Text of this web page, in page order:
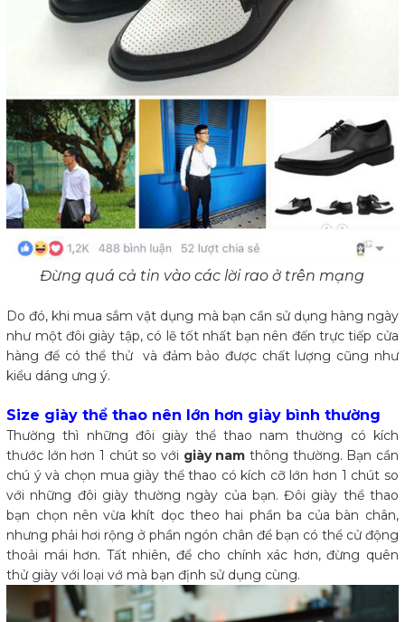
Đừng quá cả tin vào các lời rao ở trên mạng
Do đó, khi mua sắm vật dụng mà bạn cần sử dụng hàng ngày
như một đôi giày tập, có lẽ tốt nhất bạn nên đến trực tiếp cửa
hàng để có thể thử và đảm bảo được chất lượng cũng như
kiểu dáng ưng ý.
Size giày thể thao nên lớn hơn giày bình thường
Thường thì những đôi giày thể thao nam thường có kích
thước lớn hơn 1 chút so với giày nam thông thường. Bạn cần
chú ý và chọn mua giày thể thao có kích cỡ lớn hơn 1 chút so
với những đôi giày thường ngày của bạn. Đôi giày thể thao
bạn chọn nên vừa khít dọc theo hai phần ba của bàn chân,
nhưng phải hơi rộng ở phần ngón chân để bạn có thể cử động
thoải mái hơn. Tất nhiên, để cho chính xác hơn, đừng quên
thử giày với loại vớ mà bạn định sử dụng cùng.